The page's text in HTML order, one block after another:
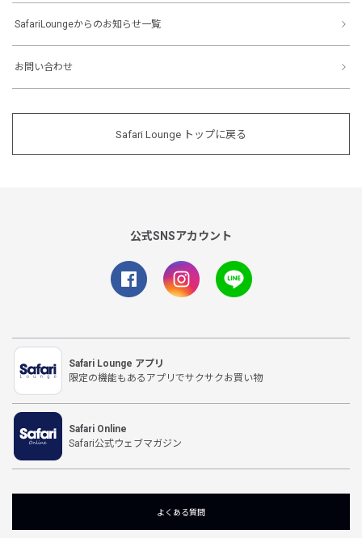
SafariLoungeからのお知らせ一覧
お問い合わせ
Safari Lounge トップに戻る
公式SNSアカウント
Safari Lounge アプリ
限定の機能もあるアプリでサクサクお買い物
Safari Online
Safari公式ウェブマガジン
よくある質問